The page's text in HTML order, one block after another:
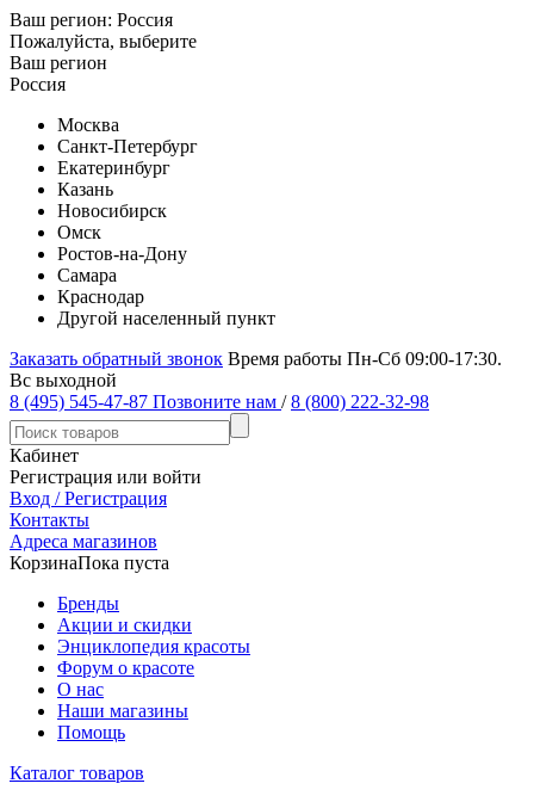
Ваш регион: Россия
Пожалуйста, выберите
Ваш регион
Россия
Москва
Санкт-Петербург
Екатеринбург
Казань
Новосибирск
Омск
Ростов-на-Дону
Самара
Краснодар
Другой населенный пункт
Заказать обратный звонок Время работы Пн-Сб 09:00-17:30.
Вс выходной
8 (495) 545-47-87 Позвоните нам / 8 (800) 222-32-98
Кабинет
Регистрация или войти
Вход / Регистрация
Контакты
Адреса магазинов
КорзинаПока пуста
Бренды
Акции и скидки
Энциклопедия красоты
Форум о красоте
О нас
Наши магазины
Помощь
Каталог товаров